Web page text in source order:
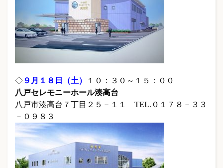
◇ ９ 月１８日（土）
１０：３０～１５：００
八戸セレモニーホール湊高台
八戸市湊高台７丁目２５－１１ TEL.０１７８－３３
－０９８３